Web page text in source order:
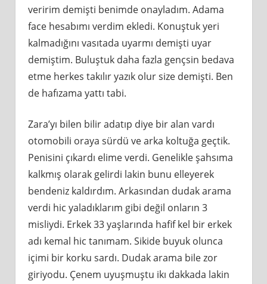
veririm demişti benimde onayladım. Adama
face hesabımı verdim ekledi. Konuştuk yeri
kalmadığını vasıtada uyarmı demişti uyar
demiştim. Buluştuk daha fazla gençsin bedava
etme herkes takılır yazık olur size demişti. Ben
de hafızama yattı tabi.
Zara’yı bilen bilir adatıp diye bir alan vardı
otomobili oraya sürdü ve arka koltuğa geçtik.
Penisini çıkardı elime verdi. Genelikle şahsıma
kalkmış olarak gelirdi lakin bunu elleyerek
bendeniz kaldırdım. Arkasından dudak arama
verdi hic yaladıklarım gibi değil onların 3
misliydi. Erkek 33 yaşlarında hafif kel bir erkek
adı kemal hic tanımam. Sikide buyuk olunca
içimi bir korku sardı. Dudak arama bile zor
giriyodu. Çenem uyuşmuştu ikı dakkada lakin